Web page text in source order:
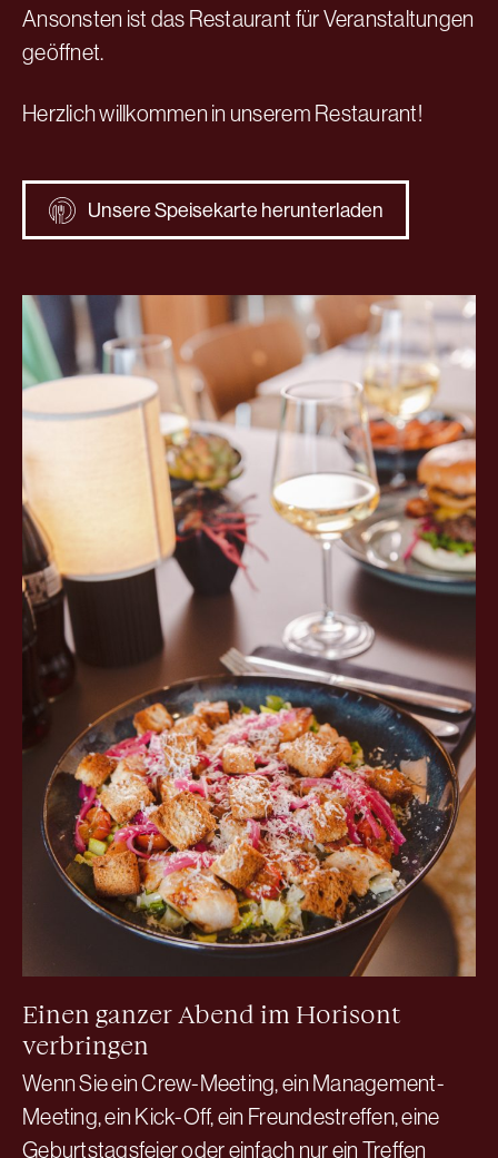
Ansonsten ist das Restaurant für Veranstaltungen
geöffnet.
Herzlich willkommen in unserem Restaurant!
Unsere Speisekarte herunterladen
Einen ganzer Abend im Horisont
verbringen
Wenn Sie ein Crew-Meeting, ein Management-
Meeting, ein Kick-Off, ein Freundestreffen, eine
Geburtstagsfeier oder einfach nur ein Treffen